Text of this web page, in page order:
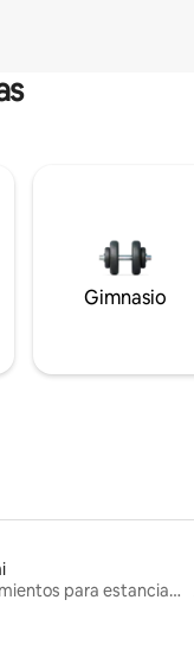
Gimnasio
Alojamientos para estancias largas